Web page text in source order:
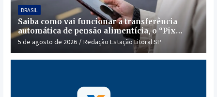
BRASIL
Saiba como vai funcionar a transferência
automática de pensão alimentícia, o “Pix
Pensão”
5 de agosto de 2026 Redação Estação Litoral SP